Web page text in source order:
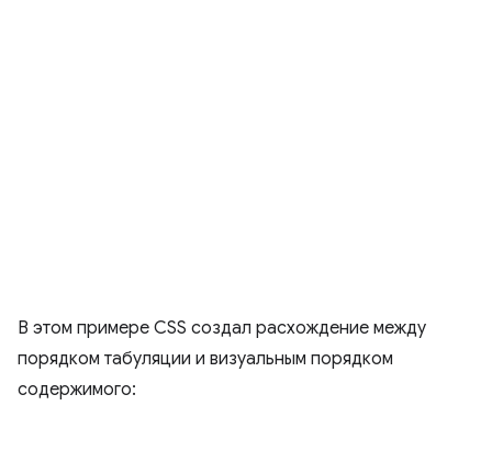
В этом примере CSS создал расхождение между
порядком табуляции и визуальным порядком
содержимого: